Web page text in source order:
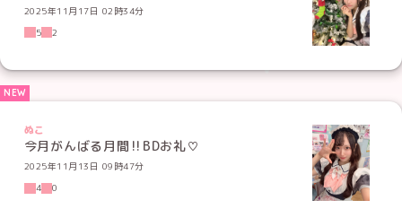
2025年11月17日 02時34分
5
2
ぬこ
今月がんばる月間‼️BDお礼♡
2025年11月13日 09時47分
4
0